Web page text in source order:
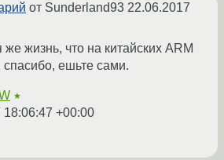
от Sunderland93 22.06.2017
же жизнь, что на китайских ARM
спасибо, ешьте сами.
★
18:06:47 +00:00